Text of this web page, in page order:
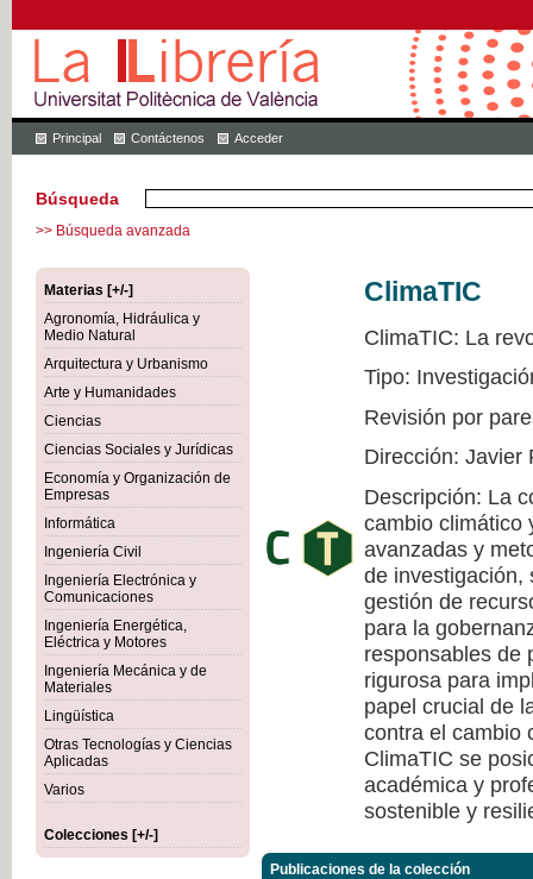
Principal Contáctenos Acceder
Búsqueda
>> Búsqueda avanzada
Materias [+/-]
Agronomía, Hidráulica y
Medio Natural
Arquitectura y Urbanismo
Arte y Humanidades
Ciencias
Ciencias Sociales y Jurídicas
Economía y Organización de
Empresas
Informática
Ingeniería Civil
Ingeniería Electrónica y
Comunicaciones
Ingeniería Energética,
Eléctrica y Motores
Ingeniería Mecánica y de
Materiales
Lingüística
Otras Tecnologías y Ciencias
Aplicadas
Varios
Colecciones [+/-]
ClimaTIC
ClimaTIC: La
Tipo:
Revisión por
Dirección: Javier
Descripción: La
cambio climático
avanzadas y
de investigación,
gestión de
para la
responsables de
rigurosa para
papel crucial de
contra el cambio
ClimaTIC se
académica y
sostenible y
Publicaciones de la colección